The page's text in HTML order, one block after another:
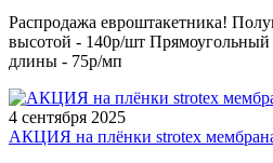
Распродажа евроштакетника!
высотой - 140р/шт Прямоугольный
длины - 75р/мп
4 сентября 2025
АКЦИЯ на плёнки strotex